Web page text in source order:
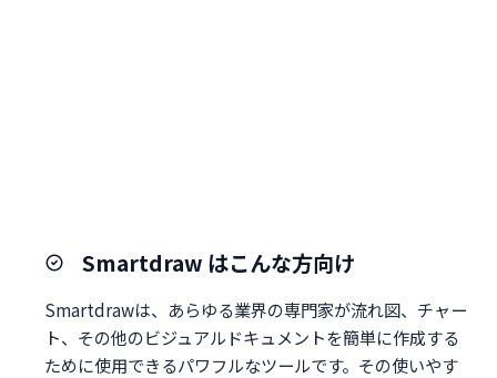
Smartdraw はこんな方向け
Smartdrawは、あらゆる業界の専門家が流れ図、チャー
ト、その他のビジュアルドキュメントを簡単に作成する
ために使用できるパワフルなツールです。その使いやす